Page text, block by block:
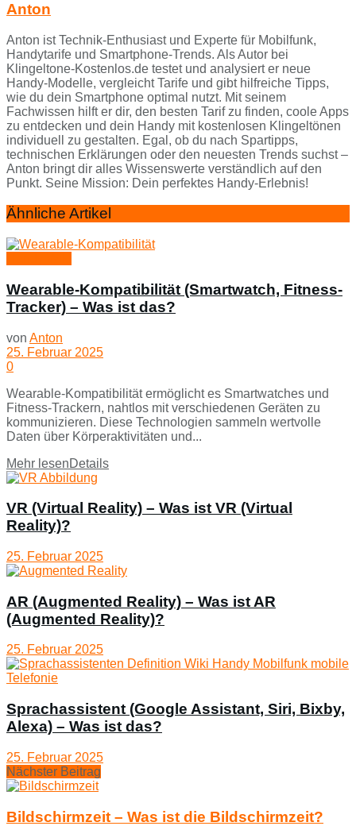
Anton
Anton ist Technik-Enthusiast und Experte für Mobilfunk,
Handytarife und Smartphone-Trends. Als Autor bei
Klingeltone-Kostenlos.de testet und analysiert er neue
Handy-Modelle, vergleicht Tarife und gibt hilfreiche Tipps,
wie du dein Smartphone optimal nutzt. Mit seinem
Fachwissen hilft er dir, den besten Tarif zu finden, coole Apps
zu entdecken und dein Handy mit kostenlosen Klingeltönen
individuell zu gestalten. Egal, ob du nach Spartipps,
technischen Erklärungen oder den neuesten Trends suchst –
Anton bringt dir alles Wissenswerte verständlich auf den
Punkt. Seine Mission: Dein perfektes Handy-Erlebnis!
Ähnliche Artikel
Wearable-Kompatibilität (Smartwatch, Fitness-
Tracker) – Was ist das?
von Anton
25. Februar 2025
0
Wearable-Kompatibilität ermöglicht es Smartwatches und
Fitness-Trackern, nahtlos mit verschiedenen Geräten zu
kommunizieren. Diese Technologien sammeln wertvolle
Daten über Körperaktivitäten und...
Mehr lesenDetails
VR (Virtual Reality) – Was ist VR (Virtual
Reality)?
25. Februar 2025
AR (Augmented Reality) – Was ist AR
(Augmented Reality)?
25. Februar 2025
Sprachassistent (Google Assistant, Siri, Bixby,
Alexa) – Was ist das?
25. Februar 2025
Nächster Beitrag
Bildschirmzeit – Was ist die Bildschirmzeit?